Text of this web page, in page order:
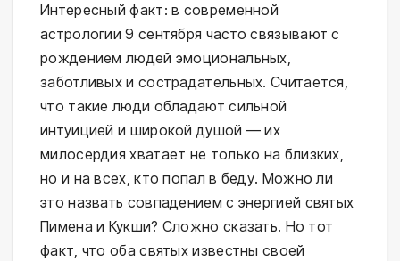
Интересный факт: в современной
астрологии 9 сентября часто связывают с
рождением людей эмоциональных,
заботливых и сострадательных. Считается,
что такие люди обладают сильной
интуицией и широкой душой — их
милосердия хватает не только на близких,
но и на всех, кто попал в беду. Можно ли
это назвать совпадением с энергией святых
Пимена и Кукши? Сложно сказать. Но тот
факт, что оба святых известны своей